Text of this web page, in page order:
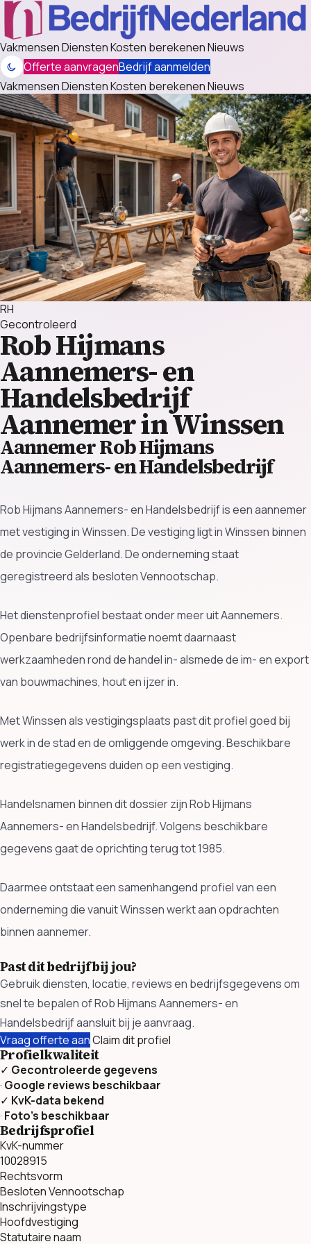
VakmensenDienstenKosten berekenenNieuws
Offerte aanvragenBedrijf aanmelden
VakmensenDienstenKosten berekenenNieuws
RH
Gecontroleerd
Rob Hijmans
Aannemers- en
Handelsbedrijf
Aannemer in Winssen
Aannemer Rob Hijmans
Aannemers- en Handelsbedrijf
Rob Hijmans Aannemers- en Handelsbedrijf is een aannemer
met vestiging in Winssen. De vestiging ligt in Winssen binnen
de provincie Gelderland. De onderneming staat
geregistreerd als besloten Vennootschap.
Het dienstenprofiel bestaat onder meer uit Aannemers.
Openbare bedrijfsinformatie noemt daarnaast
werkzaamheden rond de handel in- alsmede de im- en export
van bouwmachines, hout en ijzer in.
Met Winssen als vestigingsplaats past dit profiel goed bij
werk in de stad en de omliggende omgeving. Beschikbare
registratiegegevens duiden op een vestiging.
Handelsnamen binnen dit dossier zijn Rob Hijmans
Aannemers- en Handelsbedrijf. Volgens beschikbare
gegevens gaat de oprichting terug tot 1985.
Daarmee ontstaat een samenhangend profiel van een
onderneming die vanuit Winssen werkt aan opdrachten
binnen aannemer.
Past dit bedrijf bij jou?
Gebruik diensten, locatie, reviews en bedrijfsgegevens om
snel te bepalen of Rob Hijmans Aannemers- en
Handelsbedrijf aansluit bij je aanvraag.
Vraag offerte aanClaim dit profiel
Profielkwaliteit
✓ Gecontroleerde gegevens
· Google reviews beschikbaar
✓ KvK-data bekend
· Foto’s beschikbaar
Bedrijfsprofiel
KvK-nummer
10028915
Rechtsvorm
Besloten Vennootschap
Inschrijvingstype
Hoofdvestiging
Statutaire naam